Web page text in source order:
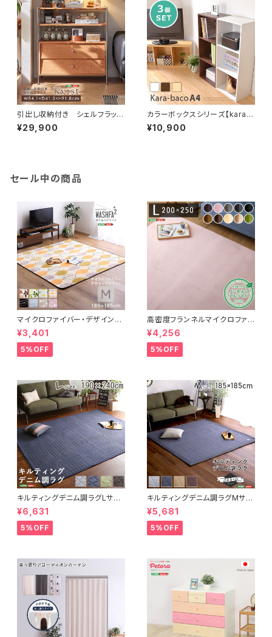
引出し収納付き シェルフラッ
ク 【Kvist-クヴィスト-】 SH-
LI-100004
¥29,900
カラーボックスシリーズ【kara-
bacoA4】3段A4サイズ 3個セ
ット H1457-3SET
¥10,900
セール中の商品
マイクロファイバー・デザインラ
グマットMサイズ（185×185cm）
洗えるラグマット 【WASHFA2】
FRG-D2-M
¥3,401
5%OFF
高密度フランネルマイクロファイ
バー・ラグマットLサイズ（200×2
50cm）洗えるラグマット｜ナル
トレア
¥4,256
5%OFF
キルティングデニム調ラグLサイ
ズ(190x240cm)オールシーズ
ン、滑り止め付き、手洗い対応【D
erid-デリッド-】 DRG-L
¥6,631
5%OFF
キルティングデニム調ラグMサイ
ズ(185x185cm)オールシーズ
ン、滑り止め付き、手洗い対応【D
erid-デリッド-】 DRG-M
¥5,681
5%OFF